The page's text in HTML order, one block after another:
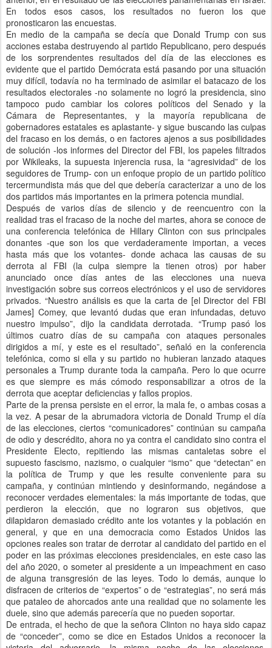
En todos esos casos, los resultados no fueron los que
pronosticaron las encuestas.
En medio de la campaña se decía que Donald Trump con sus
acciones estaba destruyendo al partido Republicano, pero después
de los sorprendentes resultados del día de las elecciones es
evidente que el partido Demócrata está pasando por una situación
muy difícil, todavía no ha terminado de asimilar el batacazo de los
resultados electorales -no solamente no logró la presidencia, sino
tampoco pudo cambiar los colores políticos del Senado y la
Cámara de Representantes, y la mayoría republicana de
gobernadores estatales es aplastante- y sigue buscando las culpas
del fracaso en los demás, o en factores ajenos a sus posibilidades
de solución -los informes del Director del FBI, los papeles filtrados
por Wikileaks, la supuesta injerencia rusa, la “agresividad” de los
seguidores de Trump- con un enfoque propio de un partido político
tercermundista más que del que debería caracterizar a uno de los
dos partidos más importantes en la primera potencia mundial.
Después de varios días de silencio y de reencuentro con la
realidad tras el fracaso de la noche del martes, ahora se conoce de
una conferencia telefónica de Hillary Clinton con sus principales
donantes -que son los que verdaderamente importan, a veces
hasta más que los votantes- donde achaca las causas de su
derrota al FBI (la culpa siempre la tienen otros) por haber
anunciado once días antes de las elecciones una nueva
investigación sobre sus correos electrónicos y el uso de servidores
privados. “Nuestro análisis es que la carta de [el Director del FBI
James] Comey, que levantó dudas que eran infundadas, detuvo
nuestro impulso”, dijo la candidata derrotada. “Trump pasó los
últimos cuatro días de su campaña con ataques personales
dirigidos a mí, y este es el resultado”, señaló en la conferencia
telefónica, como si ella y su partido no hubieran lanzado ataques
personales a Trump durante toda la campaña. Pero lo que ocurre
es que siempre es más cómodo responsabilizar a otros de la
derrota que aceptar deficiencias y fallos propios.
Parte de la prensa persiste en el error, la mala fe, o ambas cosas a
la vez. A pesar de la abrumadora victoria de Donald Trump el día
de las elecciones, ciertos “comunicadores” continúan su campaña
de odio y descrédito, ahora no ya contra el candidato sino contra el
Presidente Electo, repitiendo las mismas cantaletas sobre el
supuesto fascismo, nazismo, o cualquier “ismo” que “detectan” en
la política de Trump y que les resulte conveniente para su
campaña, y continúan mintiendo y desinformando, negándose a
reconocer verdades elementales: la más importante de todas, que
perdieron la elección, que no lograron sus objetivos, que
dilapidaron demasiado crédito ante los votantes y la población en
general, y que en una democracia como Estados Unidos las
opciones reales son tratar de derrotar al candidato del partido en el
poder en las próximas elecciones presidenciales, en este caso las
del año 2020, o someter al presidente a un impeachment en caso
de alguna transgresión de las leyes. Todo lo demás, aunque lo
disfracen de criterios de “expertos” o de “estrategias”, no será más
que pataleo de ahorcados ante una realidad que no solamente les
duele, sino que además parecería que no pueden soportar.
De entrada, el hecho de que la señora Clinton no haya sido capaz
de “conceder”, como se dice en Estados Unidos a reconocer la